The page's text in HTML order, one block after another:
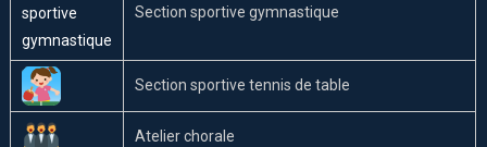
Section sportive gymnastique
Section sportive tennis de table
Atelier chorale